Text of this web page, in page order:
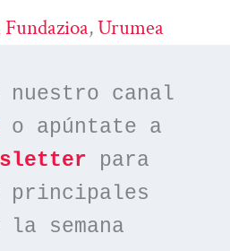
, Urumea
nuestro canal
o apúntate a
para
semana